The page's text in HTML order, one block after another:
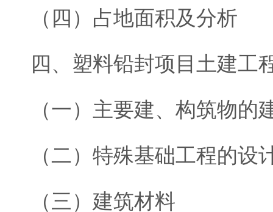
（四）占地面积及分析
四、塑料铅封项目土建工
（一）主要建、构筑物的
（二）特殊基础工程的设
（三）建筑材料